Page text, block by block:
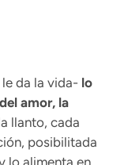
da la vida- lo
amor, la
llanto, cada
posibilitada
lo alimenta en